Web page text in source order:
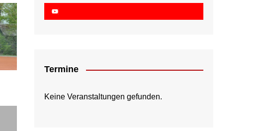
Termine
Keine Veranstaltungen gefunden.